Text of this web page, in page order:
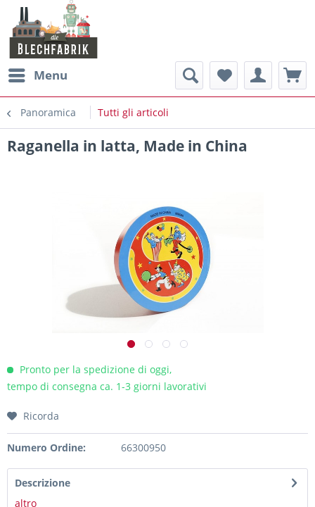
Menu
Panoramica Tutti gli articoli
Raganella in latta, Made in China
Pronto per la spedizione di oggi,
tempo di consegna ca. 1-3 giorni lavorativi
Ricorda
Numero Ordine: 66300950
Descrizione
altro